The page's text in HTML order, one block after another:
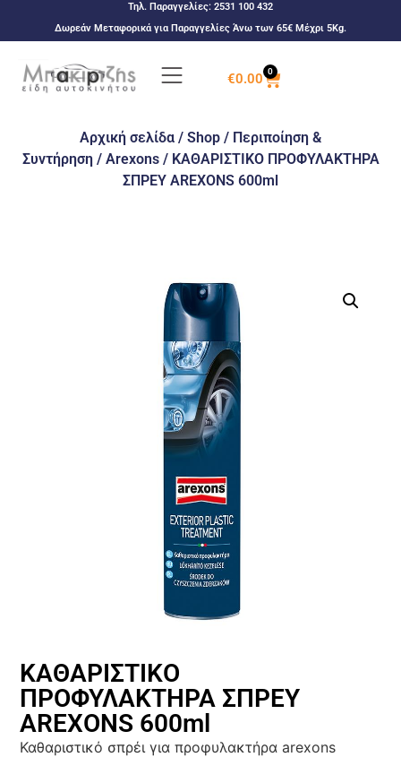
Τηλ. Παραγγελίες: 2531 100 432
Δωρεάν Μεταφορικά για Παραγγελίες Άνω των 65€ Μέχρι 5Kg.
€0.00 0
Αρχική σελίδα / Shop / Περιποίηση &
Συντήρηση/ Arexons/ ΚΑΘΑΡΙΣΤΙΚΟ ΠΡΟΦΥΛΑΚΤΗΡΑ
ΣΠΡΕΥ AREXONS 600ml
ΚΑΘΑΡΙΣΤΙΚΟ
ΠΡΟΦΥΛΑΚΤΗΡΑ ΣΠΡΕΥ
AREXONS 600ml
Καθαριστικό σπρέι για προφυλακτήρα arexons